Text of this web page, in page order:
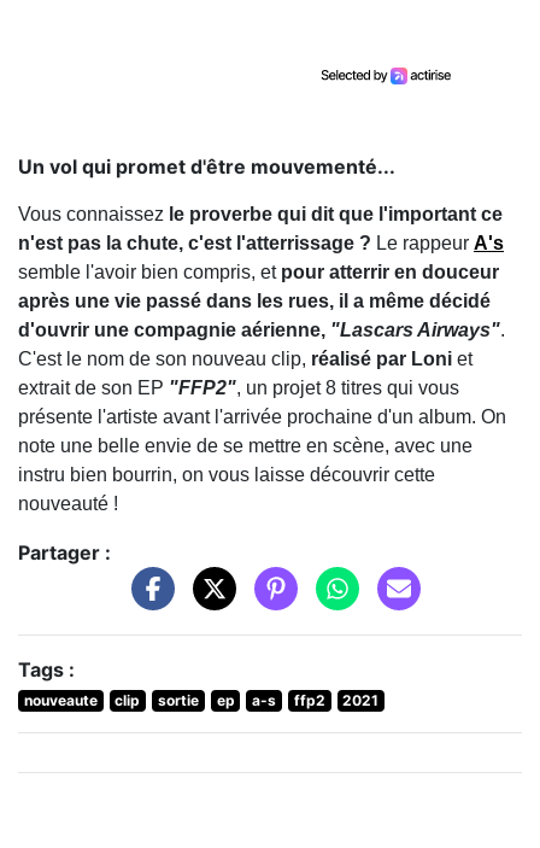
Un vol qui promet d'être mouvementé...
Vous connaissez le proverbe qui dit que l'important ce
n'est pas la chute, c'est l'atterrissage ? Le rappeur A's
semble l'avoir bien compris, et pour atterrir en douceur
après une vie passé dans les rues, il a même décidé
d'ouvrir une compagnie aérienne, "Lascars Airways".
C'est le nom de son nouveau clip, réalisé par Loni et
extrait de son EP "FFP2", un projet 8 titres qui vous
présente l'artiste avant l'arrivée prochaine d'un album. On
note une belle envie de se mettre en scène, avec une
instru bien bourrin, on vous laisse découvrir cette
nouveauté !
Partager :
Tags :
nouveaute clip sortie ep a-s ffp2 2021